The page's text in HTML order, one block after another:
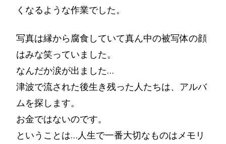
くなるような作業でした。
写真は縁から腐食していて真ん中の被写体の顔
はみな笑っていました。
なんだか涙が出ました…
津波で流された後生き残った人たちは、アルバ
ムを探します。
お金ではないのです。
ということは…人生で一番大切なものはメモリ